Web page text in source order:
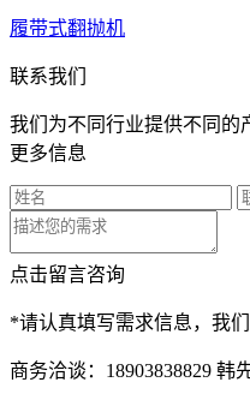
履带式翻抛机
联系我们
我们为不同行业提供不同的
更多信息
点击留言咨询
*请认真填写需求信息，我
商务洽谈：18903838829 韩